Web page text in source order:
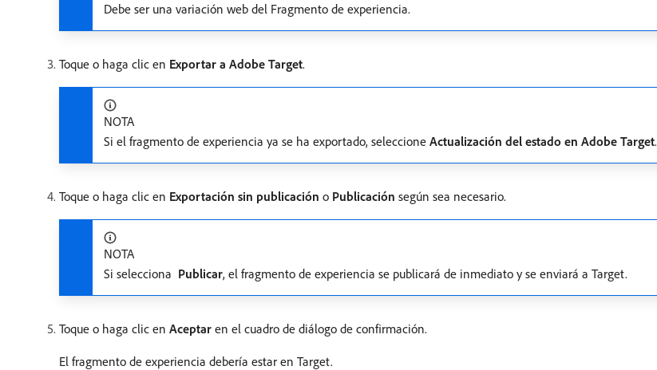
Debe ser una variación web del Fragmento de experiencia.
Toque o haga clic en Exportar a Adobe Target.
NOTA
Si el fragmento de experiencia ya se ha exportado, seleccione Actualización del estado en Adobe Target.
Toque o haga clic en Exportación sin publicación o Publicación según sea necesario.
NOTA
Si selecciona ​ Publicar, el fragmento de experiencia se publicará de inmediato y se enviará a Target.
Toque o haga clic en Aceptar en el cuadro de diálogo de confirmación.
El fragmento de experiencia debería estar en Target.